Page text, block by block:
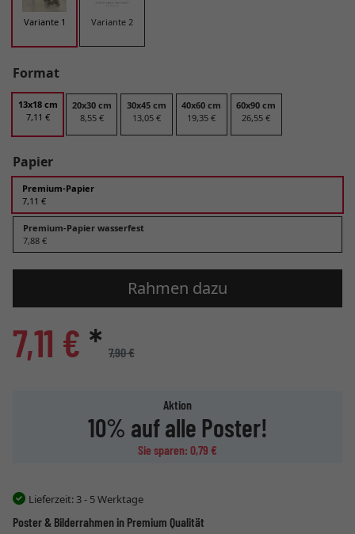
Variante 1 Variante 2
Format
13x18 cm
7,11 €
20x30 cm
8,55 €
30x45 cm
13,05 €
40x60 cm
19,35 €
60x90 cm
26,55 €
Papier
Premium-Papier
7,11 €
Premium-Papier wasserfest
7,88 €
Rahmen dazu
7,11 € * 7,90 €
Aktion
10% auf alle Poster!
Sie sparen: 0,79 €
Lieferzeit: 3 - 5 Werktage
Poster & Bilderrahmen in Premium Qualität